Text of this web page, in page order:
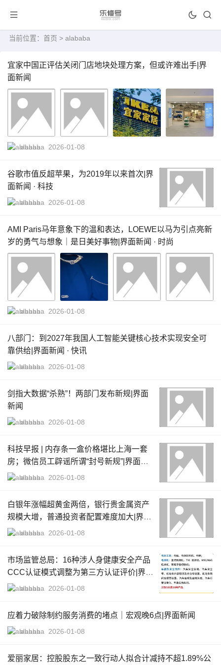
当前位置： 首页 > alababa
宜家中国正评估关闭门店地块处理方案，但或许难出手|界
面新闻
alababa 2026-01-08
谷歌市值反超苹果，为2019年以来首次|界
面新闻 · 科技
alababa 2026-01-08
AMI Paris马年意象下的温和表达，LOEWE以马为引点亮新
岁的勇气与想象｜是日美好事物|界面新闻 · 时尚
alababa 2026-01-08
八部门：到2027年我国人工智能关键核心技术实现安全可
靠供给|界面新闻 · 快讯
alababa 2026-01-08
剑指大数据“杀熟”！两部门发布新规|界面
新闻
alababa 2026-01-08
科技早报 | 内存条一盒价格堪比上海一套
房；微信员工辟谣所谓“封号新规”|界面新
闻 · 科技
alababa 2026-01-08
白银年涨幅超黄金两倍，银行贵金属资产
规模大增，普通投资者配置难度加大|界面
新闻alababa 2026-01-08
市场监管总局：16种涉人身健康安全产品
CCC认证模式调整为第三方认证评价|界面
新闻 · 快讯
alababa 2026-01-08
应着力破除制约服务消费的堵点｜宏观晚6点|界面新闻
alababa 2026-01-08
爱丽家居：控股股东之一致行动人拟合计减持不超1.89%公